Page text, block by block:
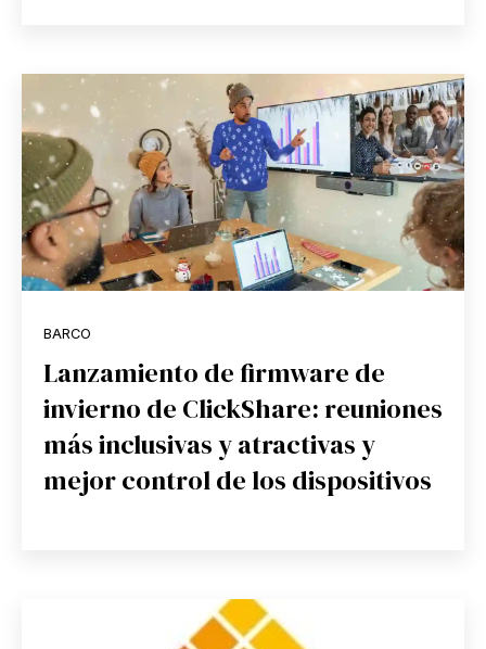
BARCO
Lanzamiento de firmware de
invierno de ClickShare: reuniones
más inclusivas y atractivas y
mejor control de los dispositivos